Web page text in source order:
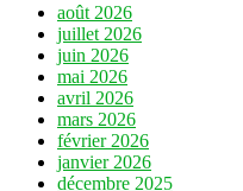
août 2026
juillet 2026
juin 2026
mai 2026
avril 2026
mars 2026
février 2026
janvier 2026
décembre 2025